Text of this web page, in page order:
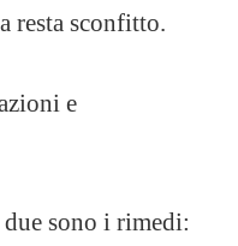
resta sconfitto.
e
sono i rimedi: